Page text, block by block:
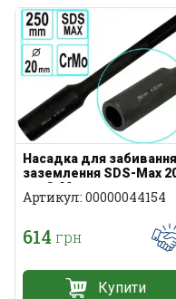
Насадка для забивання
заземлення SDS-Max
мм CrMo
Артикул: 00000044154
614 грн
Купити